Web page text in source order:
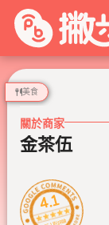
美食
關於商家
金茶伍
4.1